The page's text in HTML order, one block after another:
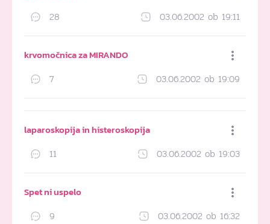
28 03.06.2002 ob 19:11
krvomočnica za MIRANDO
7 03.06.2002 ob 19:09
laparoskopija in histeroskopija
11 03.06.2002 ob 19:03
Spet ni uspelo
9 03.06.2002 ob 16:32